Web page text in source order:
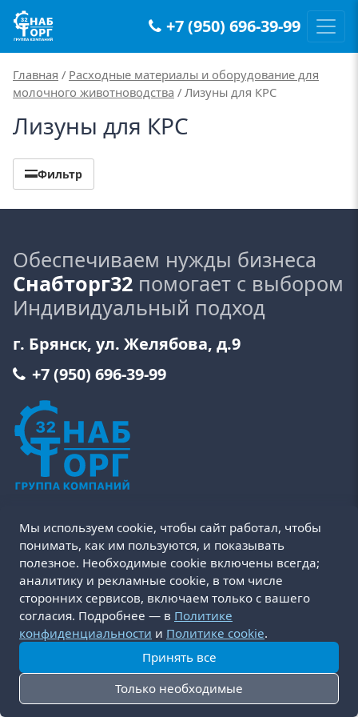
Main Navigation +7 (950) 696-39-99
Главная / Расходные материалы и оборудование для
молочного животноводства / Лизуны для КРС
Лизуны для КРС
Фильтр
Обеспечиваем нужды бизнеса
Снабторг32 помогает с выбором
Индивидуальный подход
г. Брянск, ул. Желябова, д.9
+7 (950) 696-39-99
Пользовательское соглашение
Политика cookie
Политика конфиденциальности
Оферта
Условия возврата и обмена товара
Доставка и оплата
© 2016-2026 СнабТорг32. Разработка: RusCreative
Мы используем cookie, чтобы сайт работал, чтобы
понимать, как им пользуются, и показывать
полезное. Необходимые cookie включены всегда;
аналитику и рекламные cookie, в том числе
сторонних сервисов, включаем только с вашего
согласия. Подробнее — в Политике
конфиденциальности и Политике cookie.
Принять все
Только необходимые